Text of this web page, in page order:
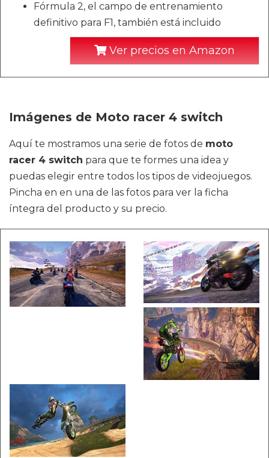
Fórmula 2, el campo de entrenamiento
definitivo para F1, también está incluido
Ver precios en Amazon
Imágenes de Moto racer 4 switch
Aquí te mostramos una serie de fotos de moto
racer 4 switch para que te formes una idea y
puedas elegir entre todos los tipos de videojuegos.
Pincha en en una de las fotos para ver la ficha
íntegra del producto y su precio.